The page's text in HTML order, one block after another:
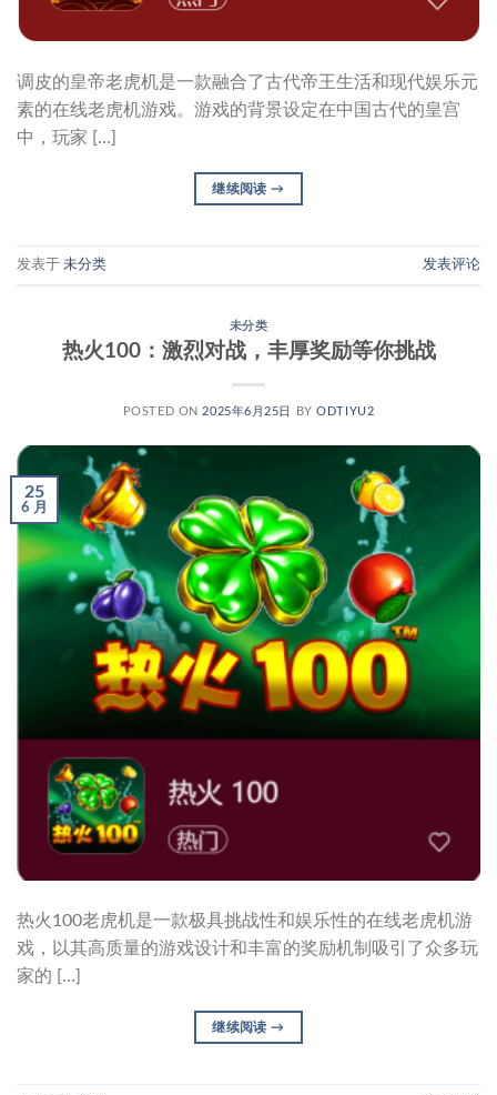
调皮的皇帝老虎机是一款融合了古代帝王生活和现代娱乐元
素的在线老虎机游戏。游戏的背景设定在中国古代的皇宫
中，玩家 […]
继续阅读→
发表于 未分类 发表评论
未分类
热火100：激烈对战，丰厚奖励等你挑战
POSTED ON 2025年6月25日 BYODTIYU2
25
6 月
热火100老虎机是一款极具挑战性和娱乐性的在线老虎机游
戏，以其高质量的游戏设计和丰富的奖励机制吸引了众多玩
家的 […]
继续阅读→